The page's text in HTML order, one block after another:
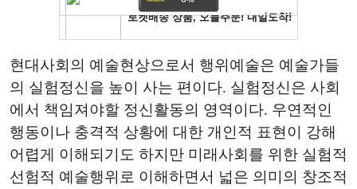
현대사회의 예술현상으로서 행위예술은 예술가들
의 실험정신을 높이 사는 편이다. 실험정신은 사회
에서 책임져야할 정신활동의 영역이다. 우연적인
행동이나 충격적 상황에 대한 개인적 표현이 강해
어렵게 이해되기도 하지만 미래사회를 위한 실험적
선험적 예술행위로 이해하면서 넓은 의미의 창조적